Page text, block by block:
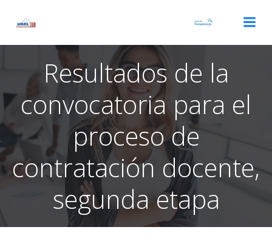
Resultados de la
convocatoria para el
proceso de
contratación docente,
segunda etapa